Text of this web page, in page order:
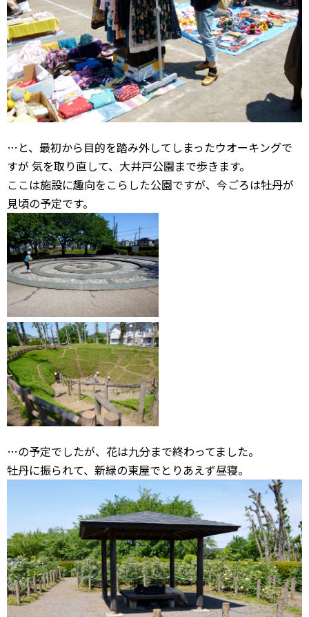
…と、最初から目的を踏み外してしまったウオーキングで
すが 気を取り直して、大井戸公園まで歩きます。
ここは施設に趣向をこらした公園ですが、今ごろは牡丹が
見頃の予定です。
…の予定でしたが、花は九分まで終わってました。
牡丹に振られて、新緑の東屋でとりあえず昼寝。